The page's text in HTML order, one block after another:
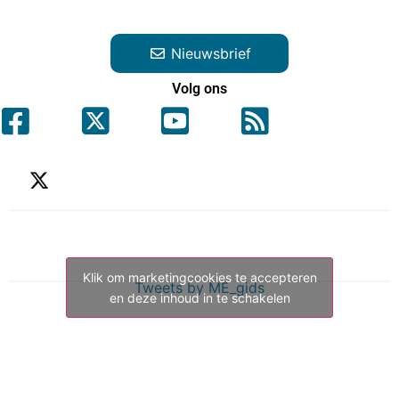
Nieuwsbrief
Volg ons
Tweets by ME_gids
Klik om marketingcookies te accepteren
en deze inhoud in te schakelen